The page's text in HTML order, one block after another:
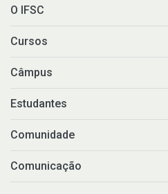
O IFSC
Cursos
Câmpus
Estudantes
Comunidade
Comunicação